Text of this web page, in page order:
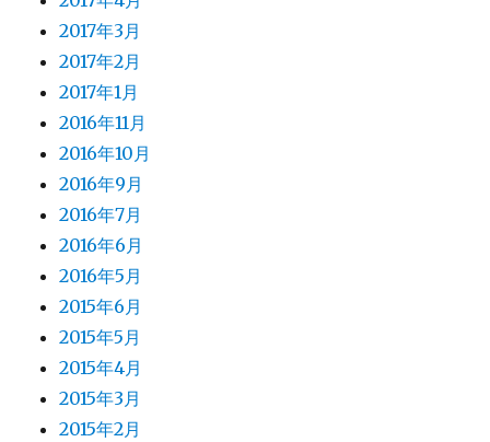
2017年3月
2017年2月
2017年1月
2016年11月
2016年10月
2016年9月
2016年7月
2016年6月
2016年5月
2015年6月
2015年5月
2015年4月
2015年3月
2015年2月